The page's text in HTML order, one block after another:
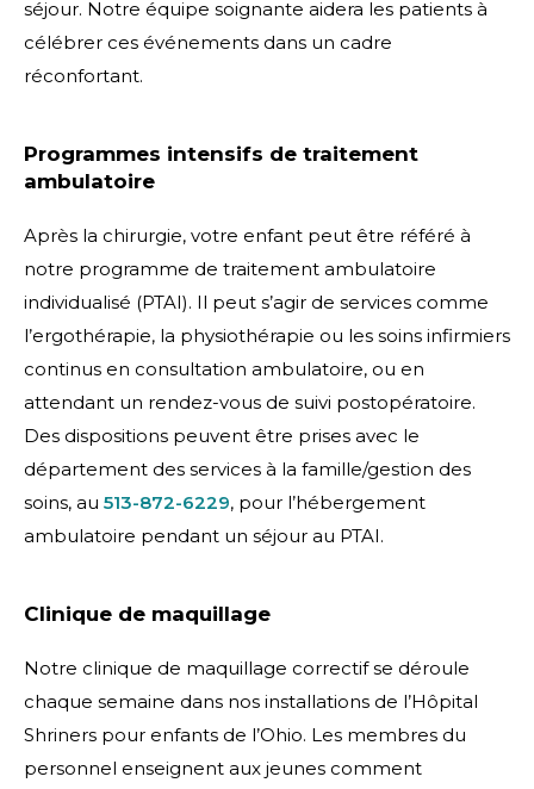
séjour. Notre équipe soignante aidera les patients à
célébrer ces événements dans un cadre
réconfortant.
Programmes intensifs de traitement
ambulatoire
Après la chirurgie, votre enfant peut être référé à
notre programme de traitement ambulatoire
individualisé (PTAI). Il peut s’agir de services comme
l’ergothérapie, la physiothérapie ou les soins infirmiers
continus en consultation ambulatoire, ou en
attendant un rendez-vous de suivi postopératoire.
Des dispositions peuvent être prises avec le
département des services à la famille/gestion des
soins, au 513-872-6229, pour l’hébergement
ambulatoire pendant un séjour au PTAI.
Clinique de maquillage
Notre clinique de maquillage correctif se déroule
chaque semaine dans nos installations de l’Hôpital
Shriners pour enfants de l’Ohio. Les membres du
personnel enseignent aux jeunes comment